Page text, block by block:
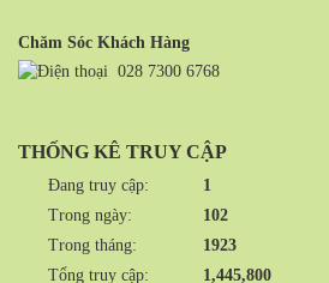
Chăm Sóc Khách Hàng
028 7300 6768
THỐNG KÊ TRUY CẬP
Đang truy cập:
1
Trong ngày:
102
Trong tháng:
1923
Tổng truy cập:
1,445,800